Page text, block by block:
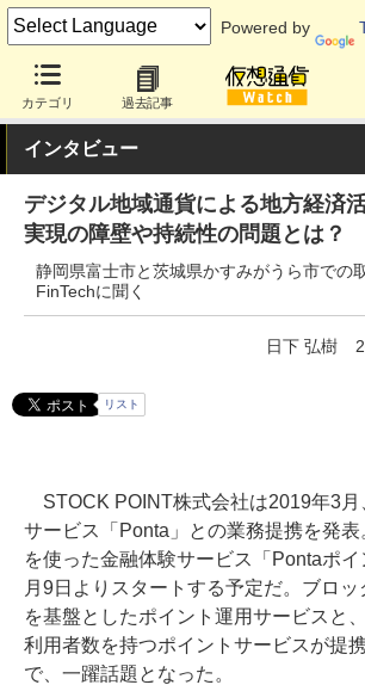
Powered by
カテゴリ 過去記事
インタビュー
デジタル地域通貨による地方経済
実現の障壁や持続性の問題とは？
静岡県富士市と茨城県かすみがうら市での
FinTechに聞く
日下 弘樹
リスト
STOCK POINT株式会社は2019年3月
サービス「Ponta」との業務提携を発表
を使った金融体験サービス「Pontaポ
月9日よりスタートする予定だ。ブロ
を基盤としたポイント運用サービスと
利用者数を持つポイントサービスが提
で、一躍話題となった。